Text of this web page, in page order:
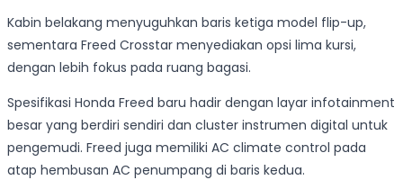
Kabin belakang menyuguhkan baris ketiga model flip-up,
sementara Freed Crosstar menyediakan opsi lima kursi,
dengan lebih fokus pada ruang bagasi.
Spesifikasi Honda Freed baru hadir dengan layar infotainment
besar yang berdiri sendiri dan cluster instrumen digital untuk
pengemudi. Freed juga memiliki AC climate control pada
atap hembusan AC penumpang di baris kedua.